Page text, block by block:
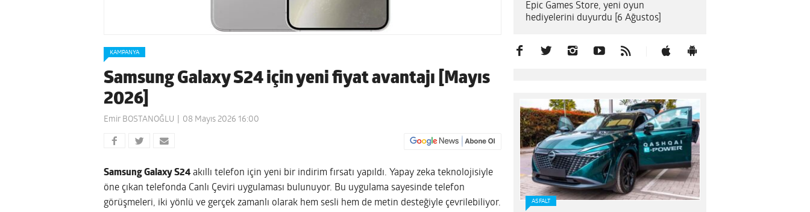
KAMPANYA
Samsung Galaxy S24 için yeni fiyat avantajı [Mayıs
2026]
Emir BOSTANOĞLU 08 Mayıs 2026 16:00
Samsung Galaxy S24 akıllı telefon için yeni bir indirim fırsatı yapıldı. Yapay zeka teknolojisiyle
öne çıkan telefonda Canlı Çeviri uygulaması bulunuyor. Bu uygulama sayesinde telefon
görüşmeleri, iki yönlü ve gerçek zamanlı olarak hem sesli hem de metin desteğiyle çevrilebiliyor.
Epic Games Store, yeni oyun
hediyelerini duyurdu [6 Ağustos]
ASFALT